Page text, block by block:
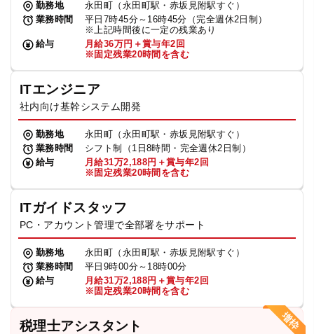
勤務地
永田町（永田町駅・赤坂見附駅すぐ）
業務時間
平日7時45分～16時45分（完全週休2日制）
※上記時間後に一定の残業あり
給与
月給36万円＋賞与年2回
※固定残業20時間を含む
ITエンジニア
社内向け基幹システム開発
勤務地
永田町（永田町駅・赤坂見附駅すぐ）
業務時間
シフト制（1日8時間・完全週休2日制）
給与
月給31万2,188円＋賞与年2回
※固定残業20時間を含む
ITガイドスタッフ
PC・アカウント管理で全部署をサポート
勤務地
永田町（永田町駅・赤坂見附駅すぐ）
業務時間
平日9時00分～18時00分
給与
月給31万2,188円＋賞与年2回
※固定残業20時間を含む
税理士アシスタント